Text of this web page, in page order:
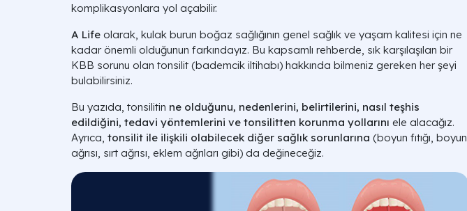
komplikasyonlara yol açabilir.
A Life olarak, kulak burun boğaz sağlığının genel sağlık ve yaşam kalitesi için ne
kadar önemli olduğunun farkındayız. Bu kapsamlı rehberde, sık karşılaşılan bir
KBB sorunu olan tonsilit (bademcik iltihabı) hakkında bilmeniz gereken her şeyi
bulabilirsiniz.
Bu yazıda, tonsilitin ne olduğunu, nedenlerini, belirtilerini, nasıl teşhis
edildiğini, tedavi yöntemlerini ve tonsilitten korunma yollarını ele alacağız.
Ayrıca, tonsilit ile ilişkili olabilecek diğer sağlık sorunlarına (boyun fıtığı, boyun
ağrısı, sırt ağrısı, eklem ağrıları gibi) da değineceğiz.